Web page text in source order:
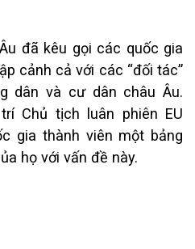
đã kêu gọi các quốc gia
cảnh cả với các “đối tác”
dân và cư dân châu Âu.
Chủ tịch luân phiên EU
gia thành viên một bảng
họ với vấn đề này.